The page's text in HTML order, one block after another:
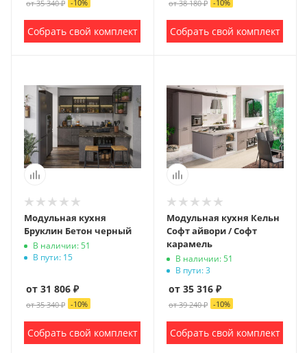
от 35 340 ₽ -10%
Собрать свой комплект
от 38 180 ₽ -10%
Собрать свой комплект
Модульная кухня
Бруклин Бетон черный
В наличии: 51
В пути: 15
от 31 806 ₽
от 35 340 ₽ -10%
Собрать свой комплект
Модульная кухня Кельн
Софт айвори / Софт
карамель
В наличии: 51
В пути: 3
от 35 316 ₽
от 39 240 ₽ -10%
Собрать свой комплект